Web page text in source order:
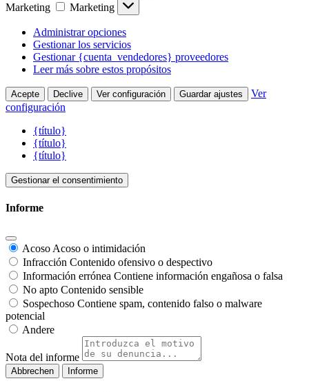
Marketing
Marketing
Administrar opciones
Gestionar los servicios
Gestionar {cuenta_vendedores} proveedores
Leer más sobre estos propósitos
Acepte Declive Ver configuración Guardar ajustes
Ver
configuración
{título}
{título}
{título}
Gestionar el consentimiento
Informe
Acoso Acoso o intimidación
Infracción Contenido ofensivo o despectivo
Información errónea Contiene información engañosa o falsa
No apto Contenido sensible
Sospechoso Contiene spam, contenido falso o malware
potencial
Andere
Nota del informe
Informe